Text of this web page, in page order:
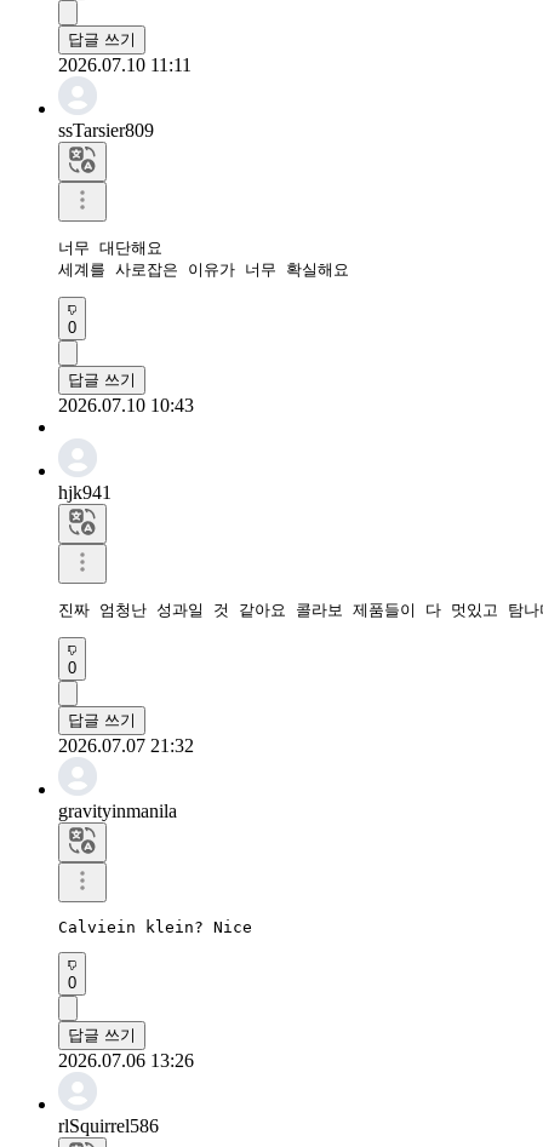
답글 쓰기
2026.07.10 11:11
ssTarsier809
너무 대단해요
세계를 사로잡은 이유가 너무 확실해요
0
답글 쓰기
2026.07.10 10:43
hjk941
진짜 엄청난 성과일 것 같아요 콜라보 제품들이 다 멋있고 탐나
0
답글 쓰기
2026.07.07 21:32
gravityinmanila
Calviein klein? Nice
0
답글 쓰기
2026.07.06 13:26
rlSquirrel586